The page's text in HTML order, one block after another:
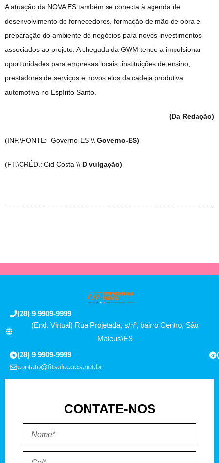
A atuação da NOVA ES também se conecta à agenda de
desenvolvimento de fornecedores, formação de mão de obra e
preparação do ambiente de negócios para novos investimentos
associados ao projeto. A chegada da GWM tende a impulsionar
oportunidades para empresas locais, instituições de ensino,
prestadores de serviços e novos elos da cadeia produtiva
automotiva no Espírito Santo.
(Da Redação)
(INF.\FONTE: Governo-ES \\ Governo-ES)
(FT.\CRÉD.: Cid Costa \\ Divulgação)
(28) 9 9909-9999
(End. Virtual) Rua Projetada, s/nº, bairro Centro, São
Mateus\ES
(28) 9 9909-9999
contato@fitsolucoes.net.br
CONTATE-NOS